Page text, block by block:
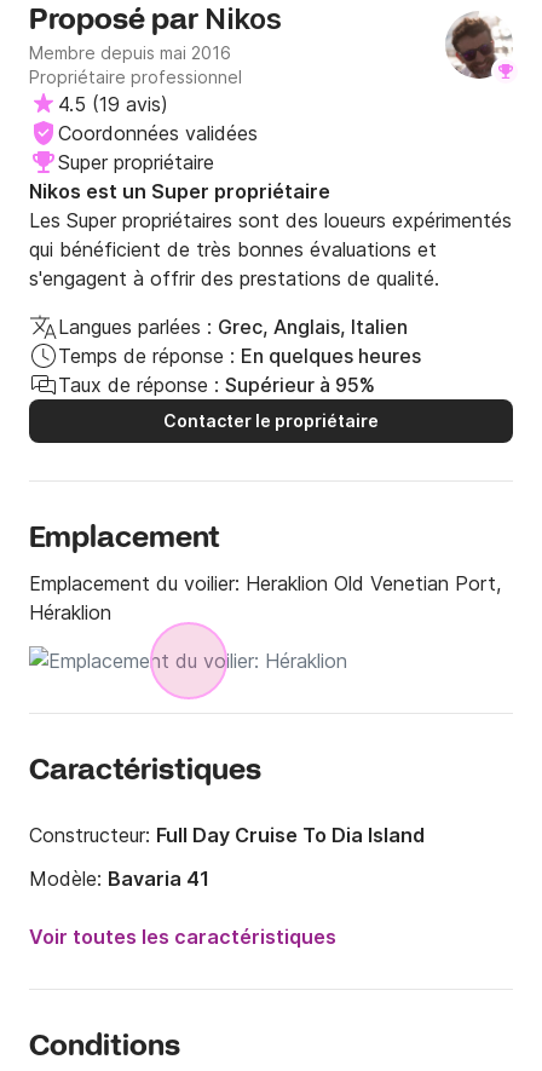
Proposé par Nikos
Membre depuis mai 2016
Propriétaire professionnel
4.5 (19 avis)
Coordonnées validées
Super propriétaire
Nikos est un Super propriétaire
Les Super propriétaires sont des loueurs expérimentés
qui bénéficient de très bonnes évaluations et
s'engagent à offrir des prestations de qualité.
Langues parlées : Grec, Anglais, Italien
Temps de réponse : En quelques heures
Taux de réponse : Supérieur à 95%
Contacter le propriétaire
Emplacement
Emplacement du voilier: Heraklion Old Venetian Port,
Héraklion
Caractéristiques
Constructeur: Full Day Cruise To Dia Island
Modèle: Bavaria 41
Année:
2001 (Rénové en 2021)
Nombre de couchages:
Voir toutes les caractéristiques
Conditions